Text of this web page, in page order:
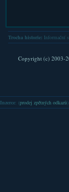
Trocha historie: Informační
Copyright (c) 2003-
Inzerce: (prodej zpětných odkazů )